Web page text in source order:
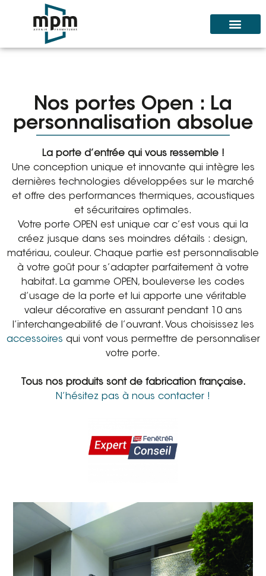
Nos portes Open : La
personnalisation absolue
La porte d’entrée qui vous ressemble !
Une conception unique et innovante qui intègre les
dernières technologies développées sur le marché
et offre des performances thermiques, acoustiques
et sécuritaires optimales.
Votre porte OPEN est unique car c’est vous qui la
créez jusque dans ses moindres détails : design,
matériau, couleur. Chaque partie est personnalisable
à votre goût pour s’adapter parfaitement à votre
habitat. La gamme OPEN, bouleverse les codes
d’usage de la porte et lui apporte une véritable
valeur décorative en assurant pendant 10 ans
l’interchangeabilité de l’ouvrant. Vous choisissez les
accessoires qui vont vous permettre de personnaliser
votre porte.
Tous nos produits sont de fabrication française.
N’hésitez pas à nous contacter !